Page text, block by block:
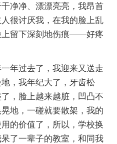
净净、漂漂亮亮，我昂首
很讨厌我，在我的脸上乱
上留下深刻地伤痕——好疼
年过去了，我迎来又送走
，我年纪大了，牙齿松
，脸上越来越脏，凹凸不
地，一碰就要散架，我的
的价值了，所以，学校换
了一辈子的教室，和同我